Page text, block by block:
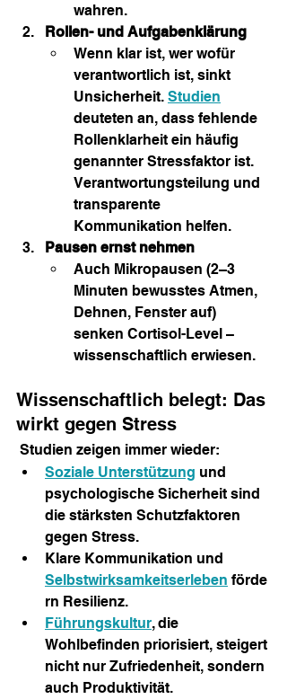
wahren.
Rollen- und Aufgabenklärung
Wenn klar ist, wer wofür
verantwortlich ist, sinkt
Unsicherheit. Studien
deuteten an, dass fehlende
Rollenklarheit ein häufig
genannter Stressfaktor ist.
Verantwortungsteilung und
transparente
Kommunikation helfen.
Pausen ernst nehmen
Auch Mikropausen (2–3
Minuten bewusstes Atmen,
Dehnen, Fenster auf)
senken Cortisol-Level –
wissenschaftlich erwiesen.
Wissenschaftlich belegt: Das
wirkt gegen Stress
Studien zeigen immer wieder:
Soziale Unterstützung und
psychologische Sicherheit sind
die stärksten Schutzfaktoren
gegen Stress.
Klare Kommunikation und
Selbstwirksamkeitserleben förde
rn Resilienz.
Führungskultur, die
Wohlbefinden priorisiert, steigert
nicht nur Zufriedenheit, sondern
auch Produktivität.